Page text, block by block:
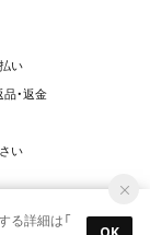
い
品・返金
い
る詳細は「